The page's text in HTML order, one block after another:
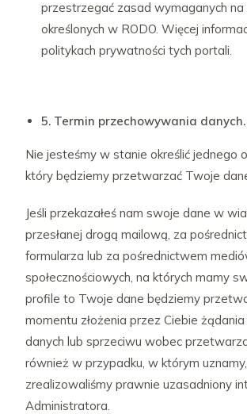
przestrzegać zasad wymaganych na
określonych w RODO. Więcej
politykach prywatności tych portali.
5. Termin przechowywania danych.
Nie jesteśmy w stanie określić jednego
który będziemy przetwarzać Twoje
Jeśli przekazałeś nam swoje dane w
przesłanej drogą mailową, za
formularza lub za pośrednictwem
społecznościowych, na których mamy
profile to Twoje dane będziemy
momentu złożenia przez Ciebie żądania
danych lub sprzeciwu wobec
również w przypadku, w którym
zrealizowaliśmy prawnie uzasadniony
Administratora.